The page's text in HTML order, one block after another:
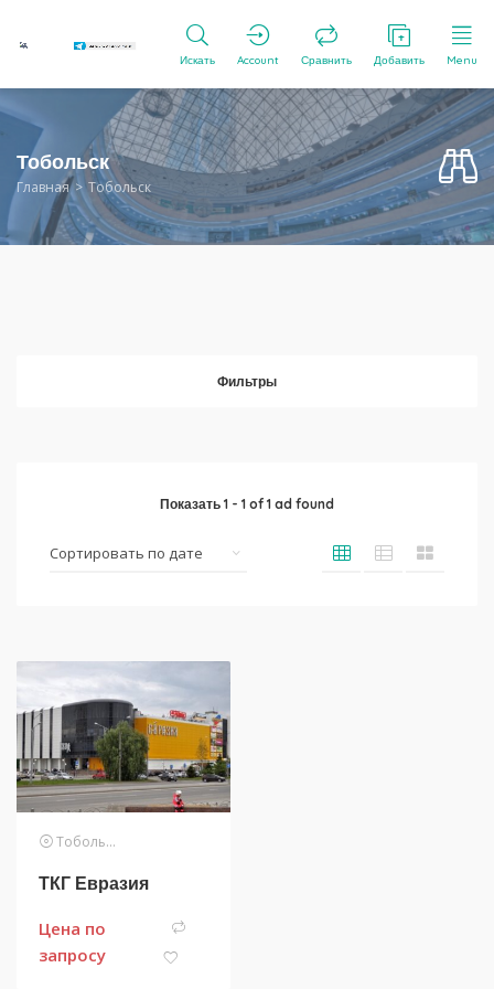
Искать Account Сравнить Добавить Menu
Тобольск
Главная Тобольск
Фильтры
Показать 1 - 1 of 1 ad found
Тобольск
ТКГ Евразия
Цена по
запросу